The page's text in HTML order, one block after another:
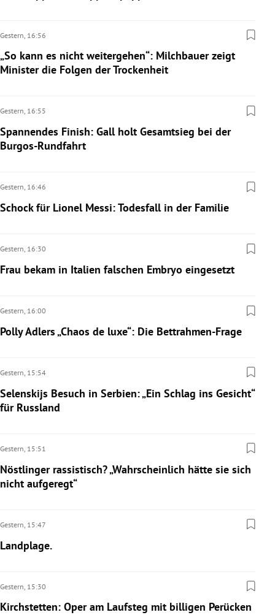
Gestern, 16:56
„So kann es nicht weitergehen“: Milchbauer zeigt
Minister die Folgen der Trockenheit
Gestern, 16:55
Spannendes Finish: Gall holt Gesamtsieg bei der
Burgos-Rundfahrt
Gestern, 16:46
Schock für Lionel Messi: Todesfall in der Familie
Gestern, 16:30
Frau bekam in Italien falschen Embryo eingesetzt
Gestern, 16:00
Polly Adlers „Chaos de luxe“: Die Bettrahmen-Frage
Gestern, 15:54
Selenskijs Besuch in Serbien: „Ein Schlag ins Gesicht“
für Russland
Gestern, 15:51
Nöstlinger rassistisch? „Wahrscheinlich hätte sie sich
nicht aufgeregt“
Gestern, 15:47
Landplage.
Gestern, 15:30
Kirchstetten: Oper am Laufsteg mit billigen Perücken